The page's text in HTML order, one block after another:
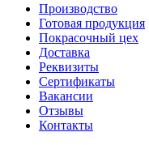
Производство
Готовая продукция
Покрасочный цех
Доставка
Реквизиты
Сертификаты
Вакансии
Отзывы
Контакты